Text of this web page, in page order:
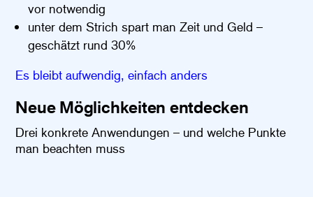
vor notwendig
unter dem Strich spart man Zeit und Geld –
geschätzt rund 30%
Es bleibt aufwendig, einfach anders
Neue Möglichkeiten entdecken
Drei konkrete Anwendungen – und welche Punkte
man beachten muss